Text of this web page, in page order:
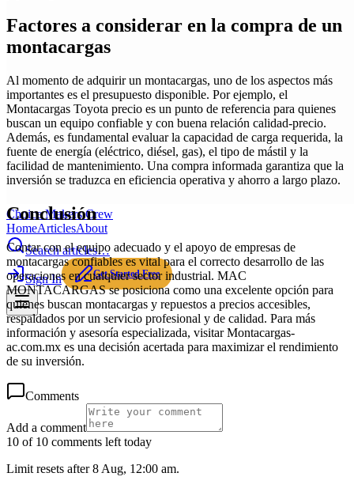
Choice Makers Crew
HomeArticlesAbout
Search articles…
Sign In Get Started Free
Factores a considerar en la compra de un
montacargas
Al momento de adquirir un montacargas, uno de los aspectos más
importantes es el presupuesto disponible. Por ejemplo, el
Montacargas Toyota precio es un punto de referencia para quienes
buscan un equipo confiable y con buena relación calidad-precio.
Además, es fundamental evaluar la capacidad de carga requerida, la
fuente de energía (eléctrico, diésel, gas), el tipo de mástil y la
facilidad de mantenimiento. Una compra informada garantiza que la
inversión se traduzca en eficiencia operativa y ahorro a largo plazo.
Conclusión
Contar con el equipo adecuado y el apoyo de empresas de
montacargas confiables es vital para el correcto desarrollo de las
operaciones en cualquier sector industrial. MAC
MONTACARGAS se posiciona como una excelente opción para
quienes buscan montacargas y repuestos a precios accesibles,
respaldados por un servicio profesional y de calidad. Para más
información y asesoría especializada, visitar Montacargas-
ac.com.mx es una decisión acertada para maximizar el rendimiento
de su inversión.
Comments
Add a comment
10 of 10 comments left today
Limit resets after 8 Aug, 12:00 am.